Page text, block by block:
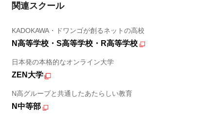
関連スクール
KADOKAWA・ドワンゴが創るネットの高校
N高等学校・S高等学校・R高等学校
日本発の本格的なオンライン大学
ZEN大学
N高グループと共通したあたらしい教育
N中等部